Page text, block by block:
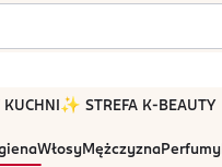
KUCHNI ✨ STREFA K-BEAUTY
WłosyMężczyznaPerfumy